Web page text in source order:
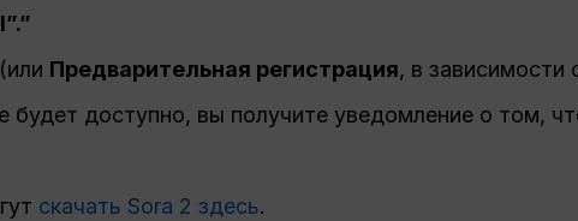
(или Предварительная регистрация, в зависимости
будет доступно, вы получите уведомление о том,
скачать Sora 2 здесь.